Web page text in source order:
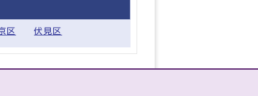
区 伏見区